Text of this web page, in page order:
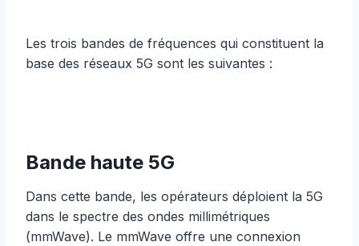
Les trois bandes de fréquences qui constituent la
base des réseaux 5G sont les suivantes :
Bande haute 5G
Dans cette bande, les opérateurs déploient la 5G
dans le spectre des ondes millimétriques
(mmWave). Le mmWave offre une connexion